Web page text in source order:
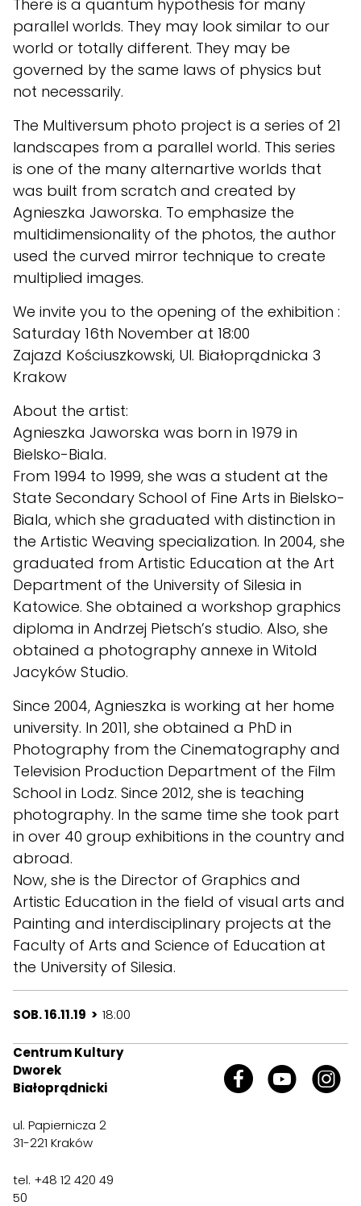
There is a quantum hypothesis for many
parallel worlds. They may look similar to our
world or totally different. They may be
governed by the same laws of physics but
not necessarily.
The Multiversum photo project is a series of 21
landscapes from a parallel world. This series
is one of the many alternartive worlds that
was built from scratch and created by
Agnieszka Jaworska. To emphasize the
multidimensionality of the photos, the author
used the curved mirror technique to create
multiplied images.
We invite you to the opening of the exhibition :
Saturday 16th November at 18:00
Zajazd Kościuszkowski, Ul. Białoprądnicka 3
Krakow
About the artist:
Agnieszka Jaworska was born in 1979 in
Bielsko-Biala.
From 1994 to 1999, she was a student at the
State Secondary School of Fine Arts in Bielsko-
Biala, which she graduated with distinction in
the Artistic Weaving specialization. In 2004, she
graduated from Artistic Education at the Art
Department of the University of Silesia in
Katowice. She obtained a workshop graphics
diploma in Andrzej Pietsch’s studio. Also, she
obtained a photography annexe in Witold
Jacyków Studio.
Since 2004, Agnieszka is working at her home
university. In 2011, she obtained a PhD in
Photography from the Cinematography and
Television Production Department of the Film
School in Lodz. Since 2012, she is teaching
photography. In the same time she took part
in over 40 group exhibitions in the country and
abroad.
Now, she is the Director of Graphics and
Artistic Education in the field of visual arts and
Painting and interdisciplinary projects at the
Faculty of Arts and Science of Education at
the University of Silesia.
SOB. 16.11.19 > 18:00
Centrum Kultury
Dworek
Białoprądnicki
ul. Papiernicza 2
31-221 Kraków
tel. +48 12 420 49
50